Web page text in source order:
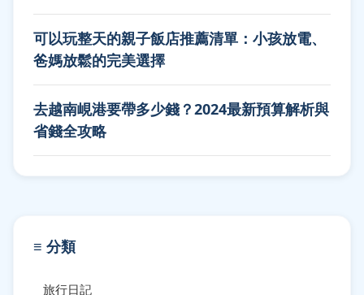
可以玩整天的親子飯店推薦清單：小孩放電、
爸媽放鬆的完美選擇
去越南峴港要帶多少錢？2024最新預算解析與
省錢全攻略
≡ 分類
旅行日記